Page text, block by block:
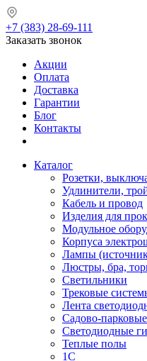
+7 (383) 28-69-111
Заказать звонок
Акции
Оплата
Доставка
Гарантии
Блог
Контакты
Каталог
Розетки,
Удлинители,
Кабель и провод
Изделия для
Модульное
Корпуса
Лампы
Люстры, бра,
Светильники
Трековые
Лента
Садово-
Светодиодные
Теплые полы
1С